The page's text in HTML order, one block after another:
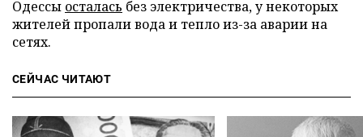
Одессы осталась без электричества, у некоторых
жителей пропали вода и тепло из-за аварии на
сетях.
СЕЙЧАС ЧИТАЮТ